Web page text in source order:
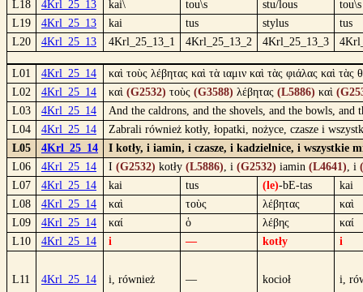
L18
4Krl_25_13 kai\ tou\s stu/lous
tou\s
L19
4Krl_25_13 kai tus stylus
tus
L20
4Krl_25_13 4Krl_25_13_1 4Krl_25_13_2 4Krl_25_13_3
L01 4Krl_25_14
καὶ τοὺς λέβητας καὶ τὰ ιαμιν καὶ τὰς φιάλας καὶ
L02
4Krl_25_14 καὶ (G2532) τοὺς (G3588) λέβητας (L5886) καὶ
L03
4Krl_25_14
And the caldrons, and the shovels, and the bowls,
L04
4Krl_25_14
Zabrali również kotły, łopatki, nożyce, czasze i
L05
4Krl_25_14
I kotły, i iamin, i czasze, i kadzielnice, i wszystkie
L06
4Krl_25_14 I (G2532) kotły (L5886), i (G2532) iamin (L4641), i
L07
4Krl_25_14 kai tus (le)-bE-tas
kai
L08
4Krl_25_14 καὶ τοὺς λέβητας
καὶ
L09
4Krl_25_14 καί ὁ λέβης
καί
L10
4Krl_25_14 i — kotły i
L11 4Krl_25_14 i, również — kocioł i,